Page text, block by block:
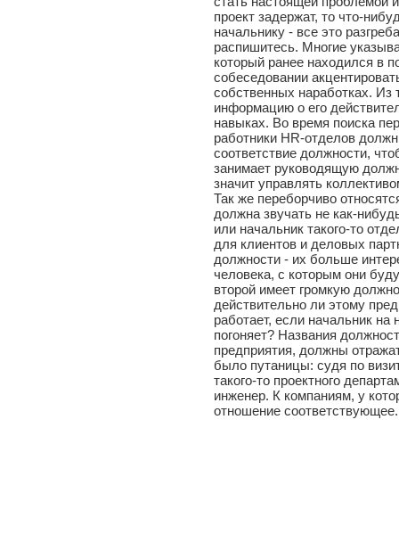
проект задержат, то что-
начальнику - все это
распишитесь. Многие
который ранее находился в
собеседовании
собственных наработках. Из
информацию о его
навыках. Во время поиска
работники HR-отделов
соответствие должности,
занимает руководящую
значит управлять
Так же переборчиво
должна звучать не как-
или начальник такого-то
для клиентов и деловых
должности - их больше
человека, с которым они
второй имеет громкую
действительно ли этому
работает, если начальник на
погоняет? Названия
предприятия, должны
было путаницы: судя по
такого-то проектного
инженер. К компаниям, у
отношение соответствующее.